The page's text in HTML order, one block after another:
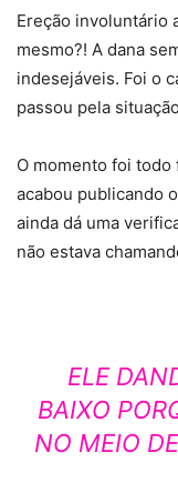
Ereção involuntário
mesmo?! A dana
indesejáveis. Foi o
passou pela
O momento foi todo
acabou publicando
ainda dá uma
não estava
ELE
BAIXO
NO MEIO